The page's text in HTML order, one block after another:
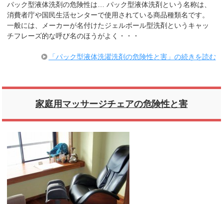
パック型液体洗剤の危険性は… パック型液体洗剤という名称は、
消費者庁や国民生活センターで使用されている商品種類名です。
一般には、メーカーが名付けたジェルボール型洗剤というキャッ
チフレーズ的な呼び名のほうがよく・・・
「パック型液体洗濯洗剤の危険性と害」の続きを読む
家庭用マッサージチェアの危険性と害